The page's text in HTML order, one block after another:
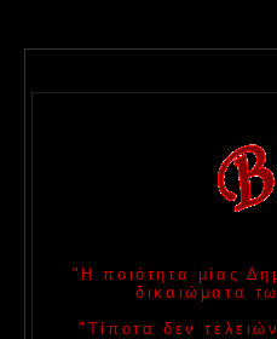
"Η ποιότητα μίας
δικαιώματα
"Τίποτα δεν